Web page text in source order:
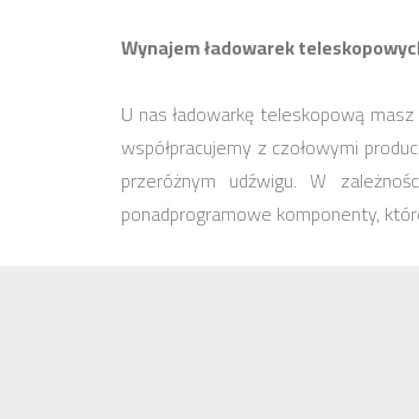
Wynajem ładowarek
U nas ładowarkę teleskopową
współpracujemy z czołowymi
przeróżnym udźwigu. W
ponadprogramowe komponenty,